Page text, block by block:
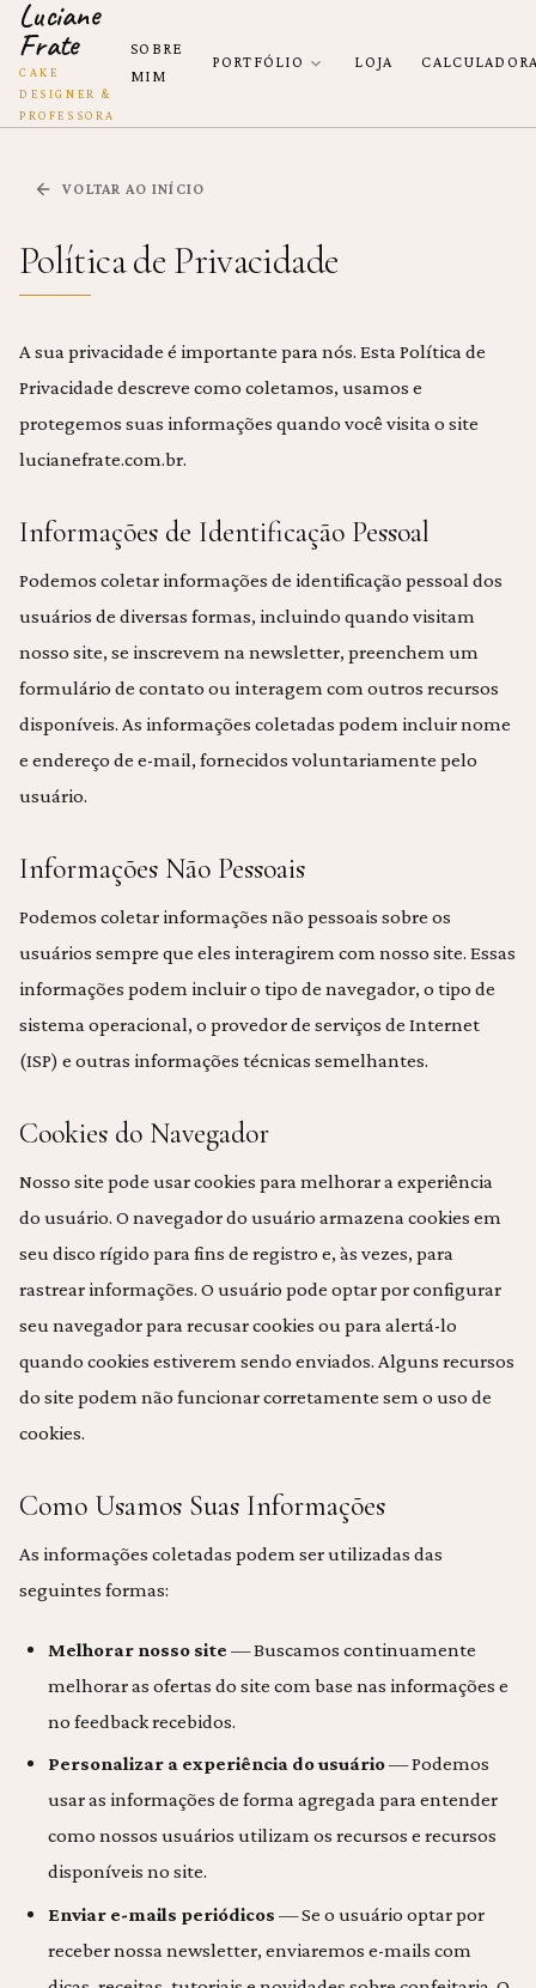
Luciane
Frate
CAKE
DESIGNER &
PROFESSORA
SOBRE
MIM
PORTFÓLIO LOJA
VOLTAR AO INÍCIO
Política de Privacidade
A sua privacidade é importante para nós. Esta Política de
Privacidade descreve como coletamos, usamos e
protegemos suas informações quando você visita o site
lucianefrate.com.br.
Informações de Identificação Pessoal
Podemos coletar informações de identificação pessoal dos
usuários de diversas formas, incluindo quando visitam
nosso site, se inscrevem na newsletter, preenchem um
formulário de contato ou interagem com outros recursos
disponíveis. As informações coletadas podem incluir nome
e endereço de e-mail, fornecidos voluntariamente pelo
usuário.
Informações Não Pessoais
Podemos coletar informações não pessoais sobre os
usuários sempre que eles interagirem com nosso site. Essas
informações podem incluir o tipo de navegador, o tipo de
sistema operacional, o provedor de serviços de Internet
(ISP) e outras informações técnicas semelhantes.
Cookies do Navegador
Nosso site pode usar cookies para melhorar a experiência
do usuário. O navegador do usuário armazena cookies em
seu disco rígido para fins de registro e, às vezes, para
rastrear informações. O usuário pode optar por configurar
seu navegador para recusar cookies ou para alertá-lo
quando cookies estiverem sendo enviados. Alguns recursos
do site podem não funcionar corretamente sem o uso de
cookies.
Como Usamos Suas Informações
As informações coletadas podem ser utilizadas das
seguintes formas:
Melhorar nosso site — Buscamos continuamente
melhorar as ofertas do site com base nas informações e
no feedback recebidos.
Personalizar a experiência do usuário— Podemos
usar as informações de forma agregada para entender
como nossos usuários utilizam os recursos e recursos
disponíveis no site.
Enviar e-mails periódicos — Se o usuário optar por
receber nossa newsletter, enviaremos e-mails com